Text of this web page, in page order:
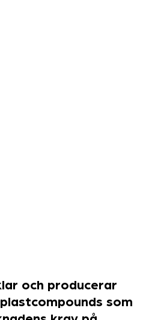
och producerar
som